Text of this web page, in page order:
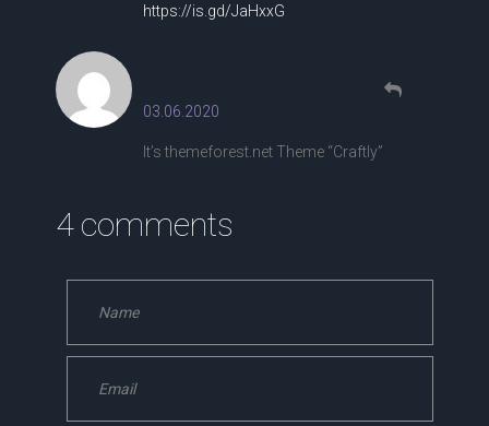
https://is.gd/JaHxxG
03.06.2020
It’s themeforest.net Theme “Craftly”
4 comments